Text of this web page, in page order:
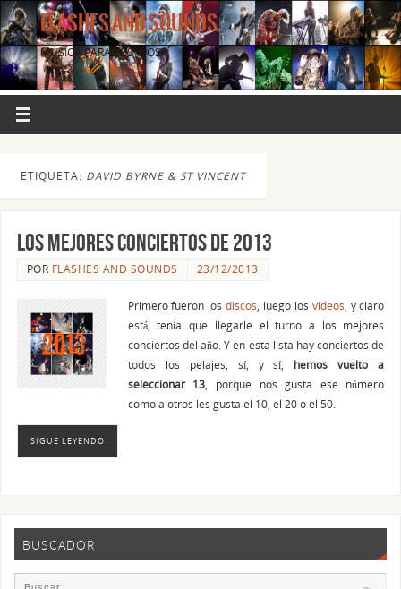
FLASHES AND SOUNDS
MÚSICA PARA LOS OJOS.
ETIQUETA: DAVID BYRNE & ST VINCENT
Los mejores conciertos de 2013
POR FLASHES AND SOUNDS 23/12/2013
Primero fueron losdiscos, luego los videos, y claro
está, tenía que llegarle el turno a los mejores
conciertos del año. Y en esta lista hay conciertos de
todos los pelajes, sí, y sí, hemos vuelto a
seleccionar 13, porque nos gusta ese número
como a otros les gusta el 10, el 20 o el 50.
SIGUE LEYENDO
BUSCADOR